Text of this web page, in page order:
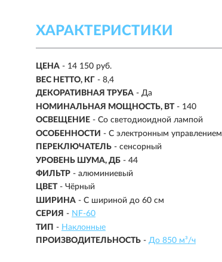
ХАРАКТЕРИСТИКИ
ЦЕНА - 14 150 руб.
ВЕС НЕТТО, КГ - 8,4
ДЕКОРАТИВНАЯ ТРУБА - Да
НОМИНАЛЬНАЯ МОЩНОСТЬ, ВТ - 140
ОСВЕЩЕНИЕ - Со светодиоидной лампой
ОСОБЕННОСТИ - С электронным управлением
ПЕРЕКЛЮЧАТЕЛЬ - сенсорный
УРОВЕНЬ ШУМА, ДБ - 44
ФИЛЬТР - алюминиевый
ЦВЕТ - Чёрный
ШИРИНА - С шириной до 60 см
СЕРИЯ - NF-60
ТИП - Наклонные
ПРОИЗВОДИТЕЛЬНОСТЬ - До 850 м³/ч